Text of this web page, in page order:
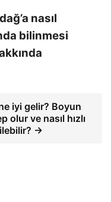
nasıl
bilinmesi
iyi gelir? Boyun
olur ve nasıl hızlı
→